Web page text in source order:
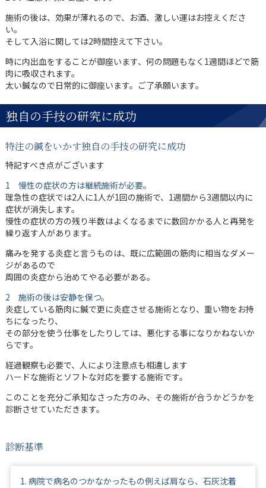
施術の後は、効果が薄れるので、お酒、激しい運はお控えくださ
い。
そして入浴に関しては2時間控えて下さい。
時に内出血をすることが御座います、何の問題もなく1週間ほどで筋
肉に吸収されます。
太い鍼なので日常的に御座います。ご了承願います。
独自の手技の研究に成功
特注の鍼をいかす独自の手技の研究に成功
特記すべき点がございます
1 慢性の症状の方は継続施術が必要。
理急性の症状では2人に1人が1回の施術で、1週間から3週間以内に
症状が消失します。
慢性の症状の方の残り半数はよくなるまでに数回かかる人と再発を
繰り返す人があります。
痛みを発する炎症と言うものは、既に広範囲の筋肉に相当なダメー
ジがあるので
周囲の炎症から治めてやる必要がある。
2 施術の後は安静を保つ。
炎症している筋肉に鍼で更に炎症させる施術となり、重い物をお持
ちになったり、
その部分を使う仕事をしたりしては、悪化する事になりかねないか
らです。
経過観察も必要で、人により注意点も相違します
ハードな施術とソフトな対応を要する施術です。
このことを充分ご承知なさった方のみ、その施術が合うかどうかを
診断させていただきます。
診断基準
病院で病名のつかなかったもの例えば肩なら、石灰沈着